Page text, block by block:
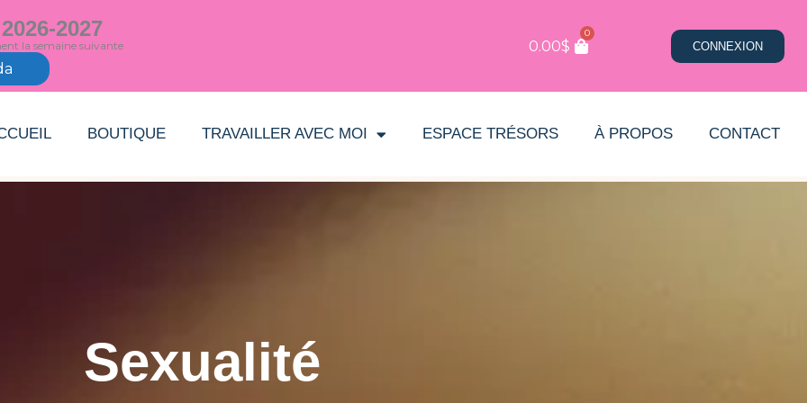
2027
la semaine suivante 0.00$
0
CONNEXION
BOUTIQUE TRAVAILLER AVEC MOI ESPACE TRÉSORS À PROPOS CONTACT
Sexualité